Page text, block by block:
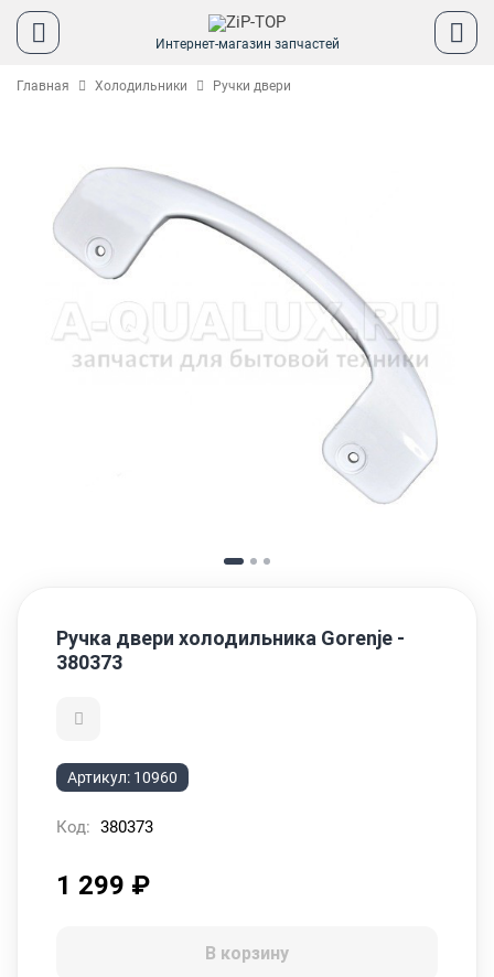
Интернет-магазин запчастей
Главная Холодильники Ручки двери
Ручка двери холодильника Gorenje -
380373
Артикул: 10960
Код: 380373
1 299 ₽
В корзину